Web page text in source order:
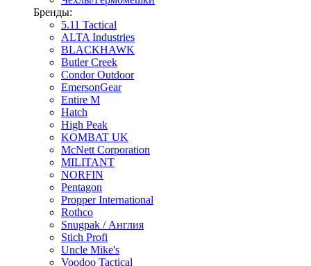
Бренды:
5.11 Tactical
ALTA Industries
BLACKHAWK
Butler Creek
Condor Outdoor
EmersonGear
Entire M
Hatch
High Peak
KOMBAT UK
McNett Corporation
MILITANT
NORFIN
Pentagon
Propper International
Rothco
Snugpak / Англия
Stich Profi
Uncle Mike's
Voodoo Tactical